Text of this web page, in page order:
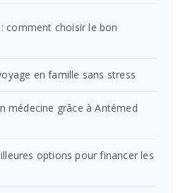
comment choisir le bon
en famille sans stress
médecine grâce à Antémed
options pour financer les